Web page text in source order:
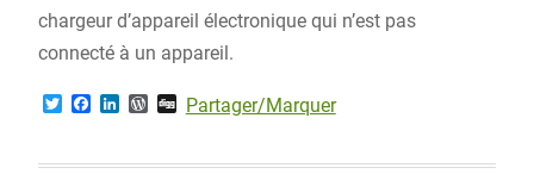
chargeur d’appareil électronique qui n’est pas
connecté à un appareil.
T
t
F
e
L
k
W
d
D
g
Partager/Marquer